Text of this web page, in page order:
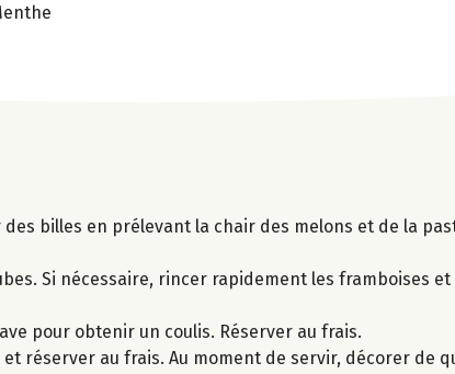
billes en prélevant la chair des melons et de la
Si nécessaire, rincer rapidement les framboises
pour obtenir un coulis. Réserver au frais.
réserver au frais. Au moment de servir, décorer de